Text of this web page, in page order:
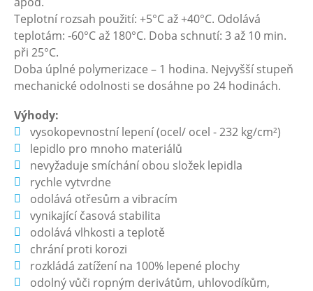
Teplotní rozsah použití: +5°C až +40°C. Odolává
teplotám: -60°C až 180°C. Doba schnutí: 3 až 10 min.
při 25°C.
Doba úplné polymerizace – 1 hodina. Nejvyšší stupeň
mechanické odolnosti se dosáhne po 24 hodinách.
Výhody:
vysokopevnostní lepení (ocel/ ocel - 232 kg/cm²)
lepidlo pro mnoho materiálů
nevyžaduje smíchání obou složek lepidla
rychle vytvrdne
odolává otřesům a vibracím
vynikající časová stabilita
odolává vlhkosti a teplotě
chrání proti korozi
rozkládá zatížení na 100% lepené plochy
odolný vůči ropným derivátům, uhlovodíkům,